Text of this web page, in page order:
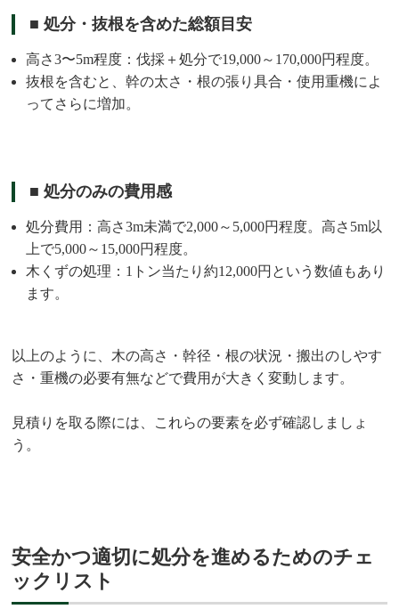
■ 処分・抜根を含めた総額目安
高さ3〜5m程度：伐採＋処分で19,000～170,000円程度。
抜根を含むと、幹の太さ・根の張り具合・使用重機によ
ってさらに増加。
■ 処分のみの費用感
処分費用：高さ3m未満で2,000～5,000円程度。高さ5m以
上で5,000～15,000円程度。
木くずの処理：1トン当たり約12,000円という数値もあり
ます。
以上のように、木の高さ・幹径・根の状況・搬出のしやす
さ・重機の必要有無などで費用が大きく変動します。
見積りを取る際には、これらの要素を必ず確認しましょ
う。
安全かつ適切に処分を進めるためのチェ
ックリスト